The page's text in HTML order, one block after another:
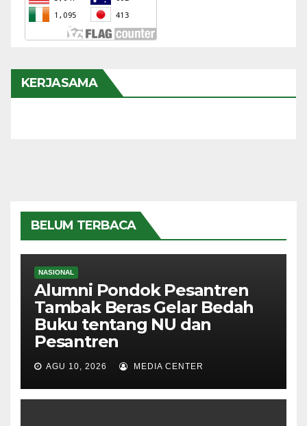
KERJASAMA
BELUM TERBACA
NASIONAL
Alumni Pondok Pesantren
Tambak Beras Gelar Bedah
Buku tentang NU dan
Pesantren
AGU 10, 2026 MEDIA CENTER